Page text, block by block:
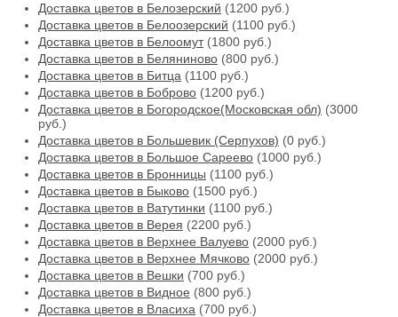
Доставка цветов в Белозерский (1200 руб.)
Доставка цветов в Белоозерский (1100 руб.)
Доставка цветов в Белоомут(1800 руб.)
Доставка цветов в Беляниново (800 руб.)
Доставка цветов в Битца (1100 руб.)
Доставка цветов в Боброво (1200 руб.)
Доставка цветов в Богородское(Московская обл) (3000
руб.)
Доставка цветов в Большевик (Серпухов) (0 руб.)
Доставка цветов в Большое Сареево (1000 руб.)
Доставка цветов в Бронницы (1100 руб.)
Доставка цветов в Быково (1500 руб.)
Доставка цветов в Ватутинки (1100 руб.)
Доставка цветов в Верея (2200 руб.)
Доставка цветов в Верхнее Валуево (2000 руб.)
Доставка цветов в Верхнее Мячково (2000 руб.)
Доставка цветов в Вешки (700 руб.)
Доставка цветов в Видное (800 руб.)
Доставка цветов в Власиха (700 руб.)